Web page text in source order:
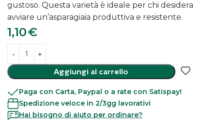
gustoso. Questa varietà è ideale per chi desidera
avviare un’asparagiaia produttiva e resistente.​
1,10€
Aggiungi al carrello
Paga con Carta, Paypal o a rate con Satispay!
Spedizione veloce in 2/3gg lavorativi
Hai bisogno di aiuto per ordinare?